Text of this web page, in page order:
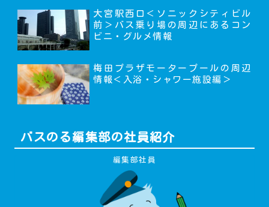
大宮駅西口＜ソニックシティビル
前＞バス乗り場の周辺にあるコン
ビニ・グルメ情報
梅田プラザモータープールの周辺
情報＜入浴・シャワー施設編＞
バスのる編集部の社員紹介
編集部社員